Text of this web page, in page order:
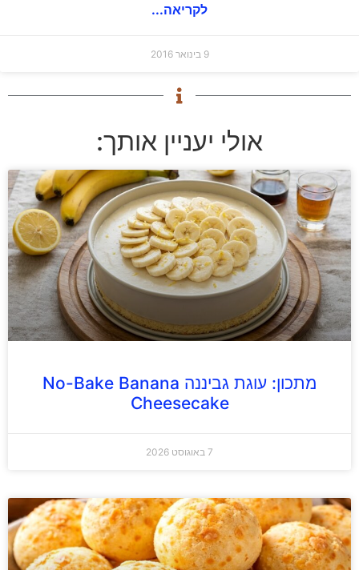
לקריאה...
9 בינואר 2016
אולי יעניין אותך:
מתכון: עוגת גביננה No-Bake Banana
Cheesecake
7 באוגוסט 2026